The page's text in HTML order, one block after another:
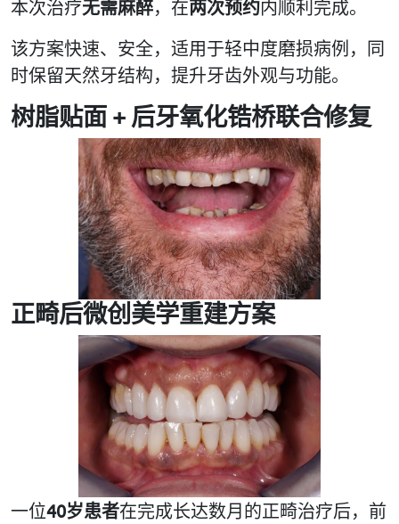
本次治疗无需麻醉，在两次预约内顺利完成。
该方案快速、安全，适用于轻中度磨损病例，同
时保留天然牙结构，提升牙齿外观与功能。
树脂贴面 + 后牙氧化锆桥联合修复
正畸后微创美学重建方案
一位40岁患者在完成长达数月的正畸治疗后，前